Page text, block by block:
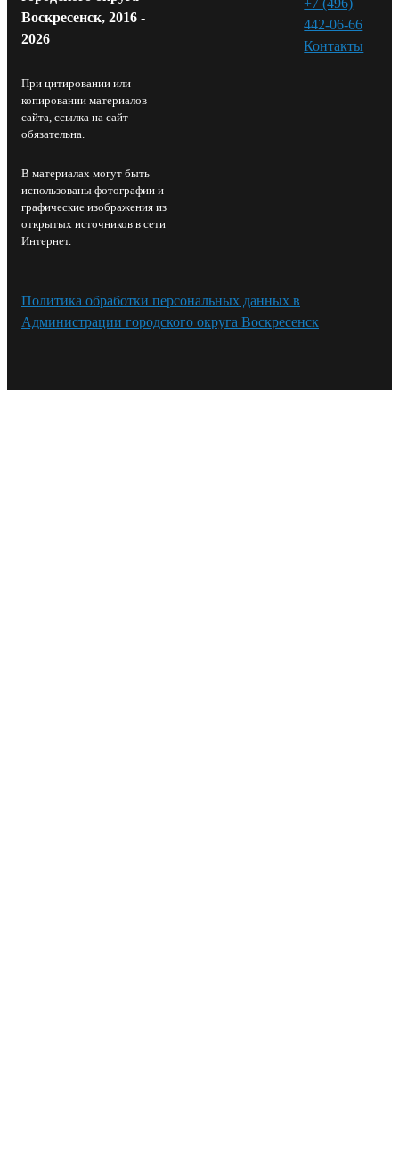
Воскресенск, 2016 -
2026
При цитировании или
копировании материалов
сайта, ссылка на сайт
обязательна.
В материалах могут быть
использованы фотографии и
графические изображения из
открытых источников в сети
Интернет.
442-06-66
Контакты⁠
Политика обработки персональных данных в
Администрации городского округа Воскресенск